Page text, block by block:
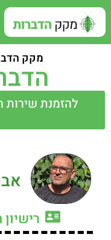
מקק
רישיון